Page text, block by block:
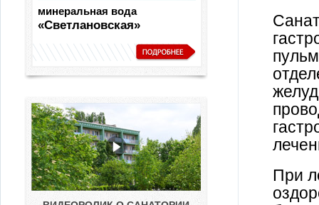
минеральная вода
«Светлановская»
При